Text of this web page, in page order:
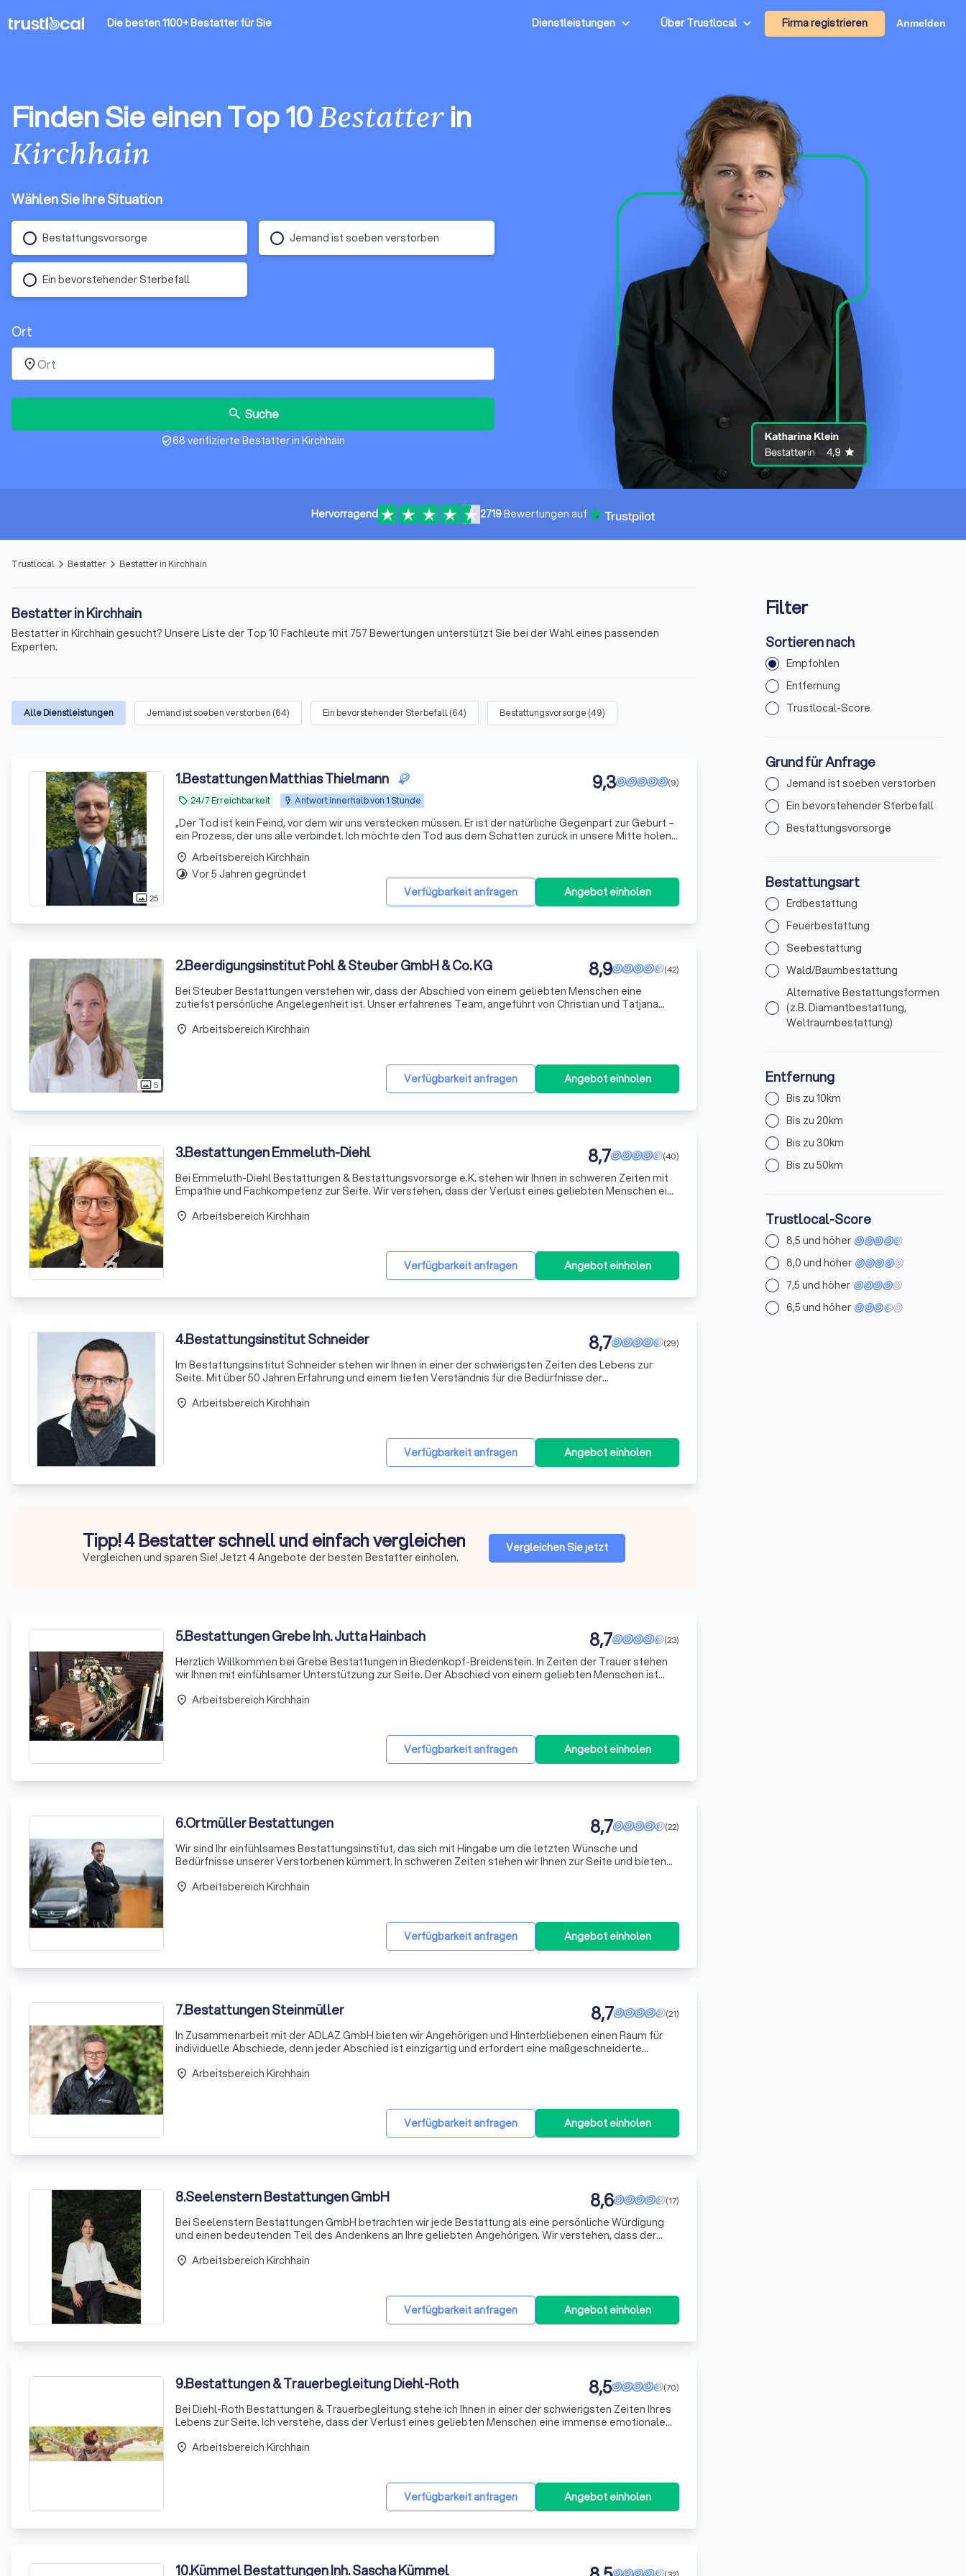
Die besten 1100+ Bestatter für Sie Dienstleistungen Über Trustlocal Firma registrieren Anmelden
Finden Sie einen Top 10Bestatterin
Kirchhain
Wählen Sie Ihre Situation
Bestattungsvorsorge Jemand ist soeben verstorben
Ein bevorstehender Sterbefall
Ort
place
search Suche
verified_user68 verifizierte Bestatter in Kirchhain
Hervorragend 2719Bewertungen auf
Trustlocal arrow_forward_ios Bestatter arrow_forward_ios Bestatter in Kirchhain
Bestatter in Kirchhain
Bestatter in Kirchhain gesucht? Unsere Liste der Top 10 Fachleute mit 757 Bewertungen unterstützt Sie bei der Wahl eines passenden
Experten.
Alle Dienstleistungen Jemand ist soeben verstorben (64) Ein bevorstehender Sterbefall(64) Bestattungsvorsorge (49)
photo_size_select_actual25
1.Bestattungen Matthias Thielmann
local_offer 24/7 Erreichbarkeit Antwort innerhalb von 1 Stunde
(9)
9,3
„Der Tod ist kein Feind, vor dem wir uns verstecken müssen. Er ist der natürliche Gegenpart zur Geburt –
ein Prozess, der uns alle verbindet. Ich möchte den Tod aus dem Schatten zurück in unsere Mitte holen.“ ​
Als Fachgeprüfter Bestatter und Trauerredner verstehe ich den Abschied nicht als starres E
Verfügbarkeit anfragen Angebot einholen
place Arbeitsbereich Kirchhain
timelapse Vor 5 Jahren gegründet
photo_size_select_actual5
2.Beerdigungsinstitut Pohl & Steuber GmbH & Co. KG (42)
8,9
Bei Steuber Bestattungen verstehen wir, dass der Abschied von einem geliebten Menschen eine
zutiefst persönliche Angelegenheit ist. Unser erfahrenes Team, angeführt von Christian und Tatjana
bieten e
Verfügbarkeit anfragen Angebot einholen
place Arbeitsbereich Kirchhain
3.Bestattungen Emmeluth-Diehl (40)
8,7
Bei Emmeluth-Diehl Bestattungen & Bestattungsvorsorge e.K. stehen wir Ihnen in schweren Zeiten mit
Empathie und Fachkompetenz zur Seite. Wir verstehen, dass der Verlust eines geliebten Menschen eine
Verfügbarkeit anfragen Angebot einholen
place Arbeitsbereich Kirchhain
4.Bestattungsinstitut Schneider (29)
8,7
Im Bestattungsinstitut Schneider stehen wir Ihnen in einer der schwierigsten Zeiten des Lebens zur
Seite. Mit über 50 Jahren Erfahrung und einem tiefen Verständnis für die Bedürfnisse der
möglich. Wir lege
Verfügbarkeit anfragen Angebot einholen
place Arbeitsbereich Kirchhain
Tipp! 4 Bestatter schnell und einfach vergleichen
Vergleichen und sparen Sie! Jetzt 4 Angebote der besten Bestatter einholen.
Vergleichen Sie jetzt
5.Bestattungen Grebe Inh. Jutta Hainbach (23)
8,7
Herzlich Willkommen bei Grebe Bestattungen in Biedenkopf-Breidenstein. In Zeiten der Trauer stehen
wir Ihnen mit einfühlsamer Unterstützung zur Seite. Der Abschied von einem geliebten Menschen ist
wü
Verfügbarkeit anfragen Angebot einholen
place Arbeitsbereich Kirchhain
6.Ortmüller Bestattungen (22)
8,7
Wir sind Ihr einfühlsames Bestattungsinstitut, das sich mit Hingabe um die letzten Wünsche und
Bedürfnisse unserer Verstorbenen kümmert. In schweren Zeiten stehen wir Ihnen zur Seite und bieten
erfahrene
Verfügbarkeit anfragen Angebot einholen
place Arbeitsbereich Kirchhain
7.Bestattungen Steinmüller (21)
8,7
In Zusammenarbeit mit der ADLAZ GmbH bieten wir Angehörigen und Hinterbliebenen einen Raum für
individuelle Abschiede, denn jeder Abschied ist einzigartig und erfordert eine maßgeschneiderte
wählen, um den
Verfügbarkeit anfragen Angebot einholen
place Arbeitsbereich Kirchhain
8.Seelenstern Bestattungen GmbH (17)
8,6
Bei Seelenstern Bestattungen GmbH betrachten wir jede Bestattung als eine persönliche Würdigung
und einen bedeutenden Teil des Andenkens an Ihre geliebten Angehörigen. Wir verstehen, dass der
Einfühlu
Verfügbarkeit anfragen Angebot einholen
place Arbeitsbereich Kirchhain
9.Bestattungen & Trauerbegleitung Diehl-Roth (70)
8,5
Bei Diehl-Roth Bestattungen & Trauerbegleitung stehe ich Ihnen in einer der schwierigsten Zeiten Ihres
Lebens zur Seite. Ich verstehe, dass der Verlust eines geliebten Menschen eine immense emotionale
Verfügbarkeit anfragen Angebot einholen
place Arbeitsbereich Kirchhain
10.Kümmel Bestattungen Inh. Sascha Kümmel
Filter
Sortieren nach
Empfohlen
Entfernung
Trustlocal-Score
Grund für Anfrage
Jemand ist soeben verstorben
Ein bevorstehender Sterbefall
Bestattungsvorsorge
Bestattungsart
Erdbestattung
Feuerbestattung
Seebestattung
Wald/Baumbestattung
Alternative Bestattungsformen
(z.B. Diamantbestattung,
Weltraumbestattung)
Entfernung
Bis zu 10km
Bis zu 20km
Bis zu 30km
Bis zu 50km
Trustlocal-Score
8,5 und höher
8,0 und höher
7,5 und höher
6,5 und höher